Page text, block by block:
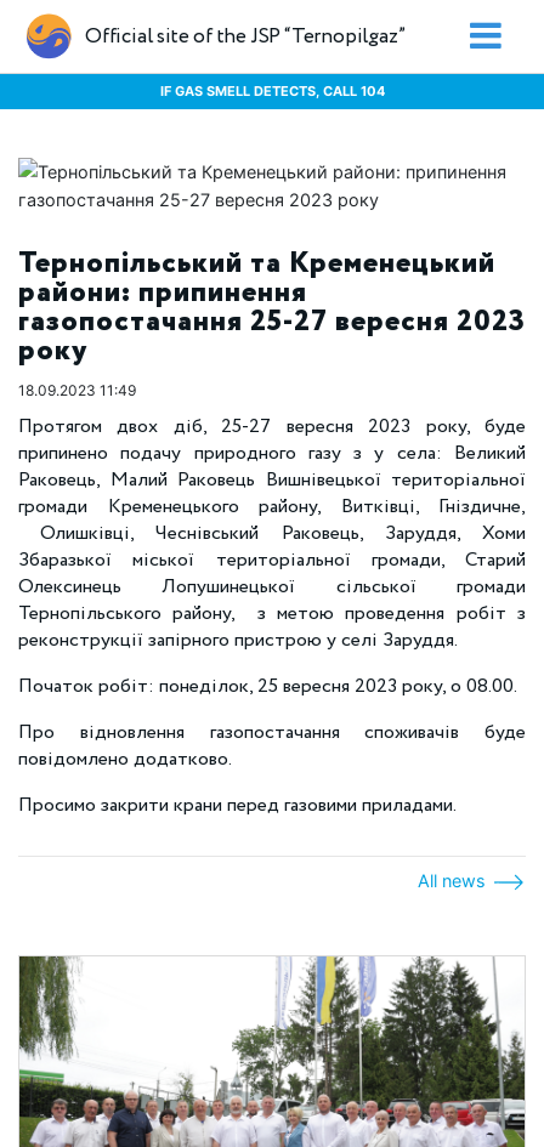
Official site of the JSP “Ternopilgaz”
IF GAS SMELL DETECTS, CALL 104
Тернопільський та Кременецький
райони: припинення
газопостачання 25-27 вересня 2023
року
18.09.2023 11:49
Протягом двох діб, 25-27 вересня 2023 року, буде
припинено подачу природного газу з у села: Великий
Раковець, Малий Раковець Вишнівецької територіальної
громади Кременецького району, Витківці, Гніздичне,
Олишківці, Чеснівський Раковець, Заруддя, Хоми
Збаразької міської територіальної громади, Старий
Олексинець Лопушинецької сільської громади
Тернопільського району, з метою проведення робіт з
реконструкції запірного пристрою у селі Заруддя.
Початок робіт: понеділок, 25 вересня 2023 року, о 08.00.
Про відновлення газопостачання споживачів буде
повідомлено додатково.
Просимо закрити крани перед газовими приладами.
All news